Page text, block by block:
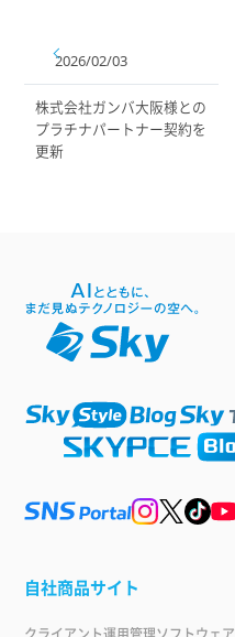
2026/02/03
株式会社ガンバ大阪様との
プラチナパートナー契約を
更新
自社商品サイト